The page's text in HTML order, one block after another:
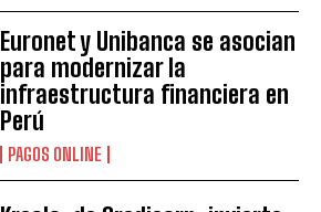
Euronet y Unibanca se asocian
para modernizar la
infraestructura financiera en
Perú
PAGOS ONLINE